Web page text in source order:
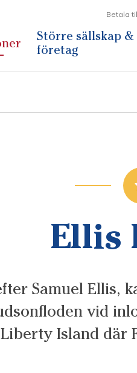
Betala
Större sällskap &
företag
Ellis
Samuel Ellis,
vid
Liberty Island där